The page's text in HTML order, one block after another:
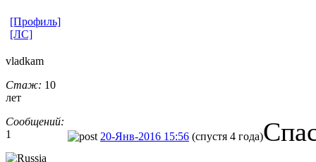
[Профиль]
[ЛС]
vladkam
Стаж: 10
лет
Сообщений:
1
20-Янв-2016 15:56 (спустя 4 года)